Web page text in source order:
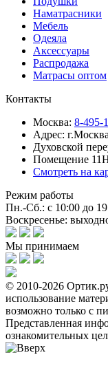
Наматрасники
Мебель
Одеяла
Аксессуары
Распродажа
Матрасы оптом
Контакты
Москва: 8-495-
Адрес:
Духовской
Помещение
Смотреть на
Режим работы
Пн.-Сб.: с 10:00 до
Воскресенье:
Мы принимаем
© 2010-2026
использование
возможно только с
Представленная
ознакомительных